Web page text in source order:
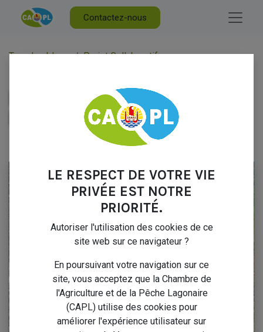
Contactez-nous
Tous les blogs
Projet Collaboratif
MISSIONNAIRES DE L'ÎLE
DE LA RÉUNION
Marc FABRESSE
LE RESPECT DE VOTRE VIE
PRIVÉE EST NOTRE
PRIORITÉ.
Autoriser l'utilisation des cookies de ce
site web sur ce navigateur ?
En poursuivant votre navigation sur ce
site, vous acceptez que la Chambre de
l'Agriculture et de la Pêche Lagonaire
(CAPL) utilise des cookies pour
améliorer l'expérience utilisateur sur